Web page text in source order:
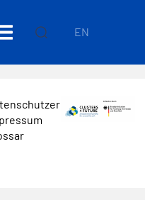
EN